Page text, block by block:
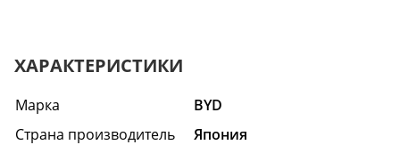
ХАРАКТЕРИСТИКИ
Марка
BYD
Страна производитель
Япония